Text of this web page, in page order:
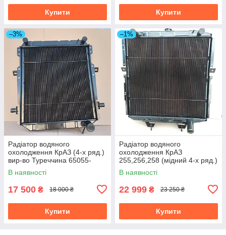
Купити Купити
–3%
Радіатор водяного
охолодження КрАЗ (4-х ряд.)
вир-во Туреччина 65055-
1301010
В наявності
17 500 ₴ 18 000 ₴
Купити
–1%
Радіатор водяного
охолодження КрАЗ
255,256,258 (мідний 4-х ряд.)
вир-во Туреччина 256-
1301010
В наявності
22 999 ₴ 23 250 ₴
Купити